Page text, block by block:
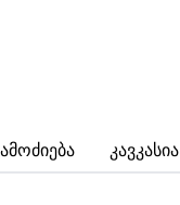
Კავკასია